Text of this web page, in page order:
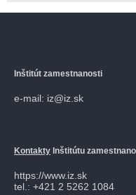
Inštitút zamestnanosti
e-mail: iz@iz.sk
Kontakty Inštitútu
https://www.iz.sk
tel.: +421 2 5262 1084